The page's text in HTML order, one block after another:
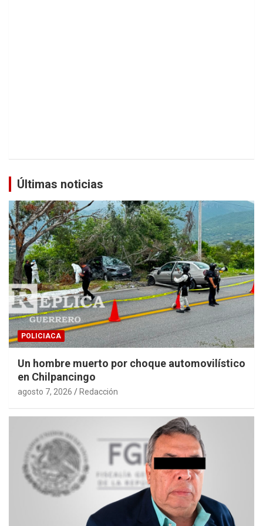
Últimas noticias
POLICIACA
Un hombre muerto por choque automovilístico
en Chilpancingo
agosto 7, 2026 Redacción